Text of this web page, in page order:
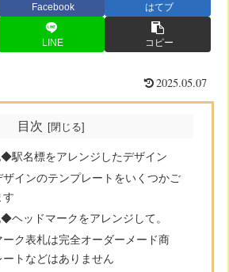
Facebook はてブ
LINE コピー
2025.05.07
目次
駅名標をアレンジしたデザイン
インのテンプレートをいくつかご
す
ヘッドマークをアレンジして。
ク表札は完全オーダーメード商
トなどはありません